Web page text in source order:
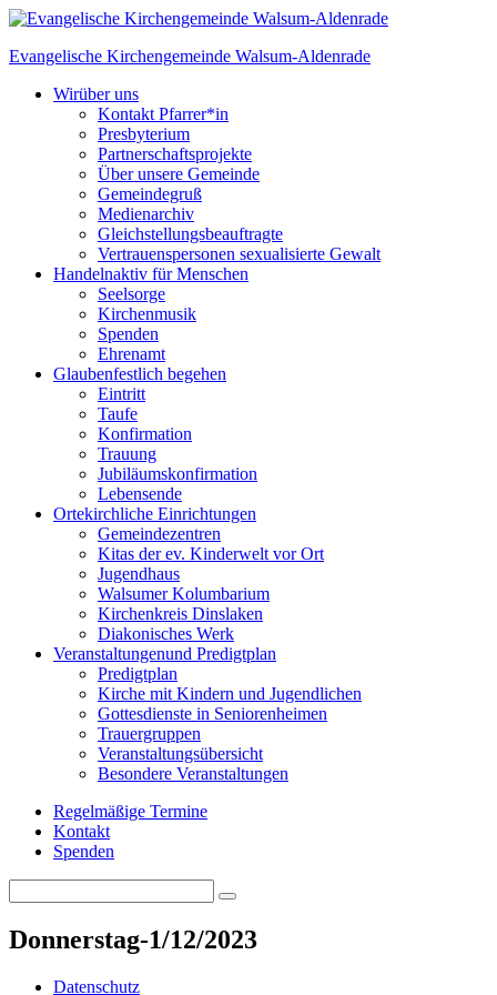
Skip
content
Evangelische Kirchengemeinde Walsum-Aldenrade
Wirüber uns
Kontakt Pfarrer*in
Presbyterium
Partnerschaftsprojekte
Über unsere Gemeinde
Gemeindegruß
Medienarchiv
Gleichstellungs­beauftragte
Vertrauenspersonen sexualisierte Gewalt
Handelnaktiv für Menschen
Seelsorge
Kirchenmusik
Spenden
Ehrenamt
Glaubenfestlich begehen
Eintritt
Taufe
Konfirmation
Trauung
Jubiläumskonfirmation
Lebensende
Ortekirchliche Einrichtungen
Gemeindezentren
Kitas der ev. Kinderwelt vor Ort
Jugendhaus
Walsumer Kolumbarium
Kirchenkreis Dinslaken
Diakonisches Werk
Veranstaltungenund Predigtplan
Predigtplan
Kirche mit Kindern und Jugendlichen
Gottesdienste in Seniorenheimen
Trauergruppen
Veranstaltungsübersicht
Besondere Veranstaltungen
Regelmäßige Termine
Kontakt
Spenden
for:
Search
Donnerstag-1/12/2023
Datenschutz